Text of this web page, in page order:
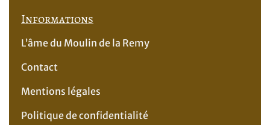
Informations
L’âme du Moulin de la Remy
Contact
Mentions légales
Politique de confidentialité